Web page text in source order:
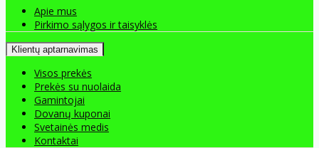
Apie mus
Pirkimo sąlygos ir taisyklės
Klientų aptarnavimas
Visos prekės
Prekės su nuolaida
Gamintojai
Dovanų kuponai
Svetainės medis
Kontaktai